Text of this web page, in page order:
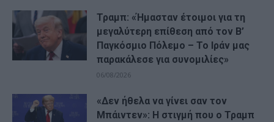
Τραμπ: «Ήμασταν έτοιμοι για τη
μεγαλύτερη επίθεση από τον Β’
Παγκόσμιο Πόλεμο – Το Ιράν μας
παρακάλεσε για συνομιλίες»
06/08/2026
«Δεν ήθελα να γίνει σαν τον
Μπάιντεν»: Η στιγμή που ο Τραμπ